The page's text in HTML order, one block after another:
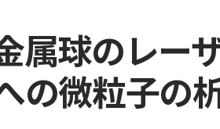
属球のレー
の微粒子の